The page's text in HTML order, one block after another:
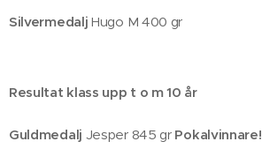
SilvermedaljHugo M 400 gr
Resultat klass upp t o m 10 år
Guldmedalj Jesper 845 gr Pokalvinnare!